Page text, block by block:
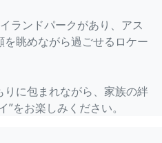
ランドパークがあり、アス
眺めながら過ごせるロケー
に包まれながら、家族の絆
をお楽しみください。